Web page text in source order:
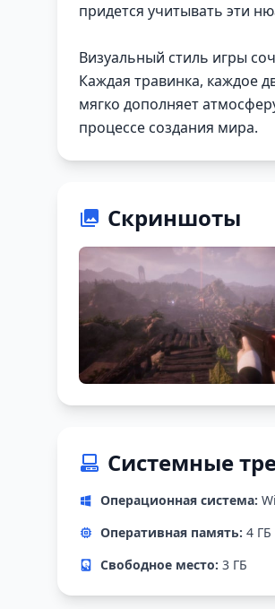
придется учитывать эти
Визуальный стиль игры
Каждая травинка, каждое
мягко дополняет
процессе создания мира.
Скриншоты
Системные
Операционная система:
Оперативная память: 4 ГБ
Свободное место: 3 ГБ